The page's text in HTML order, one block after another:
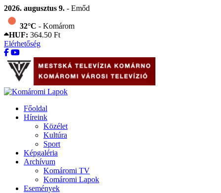
2026. augusztus 9. - Emőd
32°C - Komárom
HUF: 364.50 Ft
Elérhetőség
Főoldal
Híreink
Közélet
Kultúra
Sport
Képgaléria
Archívum
Komáromi TV
Komáromi Lapok
Események